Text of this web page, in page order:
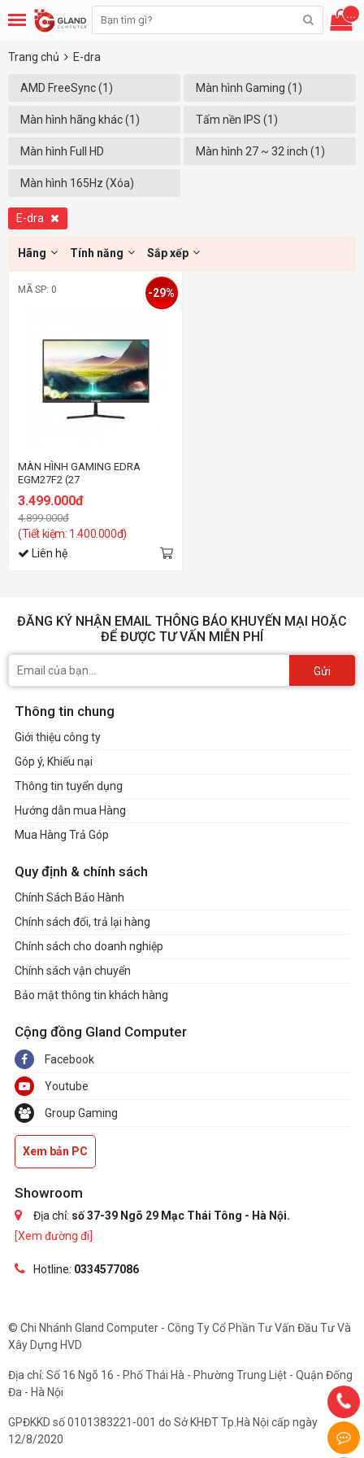
...
Trang chủ E-dra
AMD FreeSync (1) Màn hình Gaming (1)
Màn hình hãng khác (1) Tấm nền IPS (1)
Màn hình Full HD
(1920x1080) (1)
Màn hình 27 ~ 32 inch (1)
Màn hình 165Hz (Xóa)
E-dra
Hãng Tính năng Sắp xếp
MÃ SP: 0
MÀN HÌNH GAMING EDRA
EGM27F2 (27
3.499.000đ
4.899.000đ
(Tiết kiệm: 1.400.000đ)
-29%
Liên hệ
ĐĂNG KÝ NHẬN EMAIL THÔNG BÁO KHUYẾN MẠI HOẶC
ĐỂ ĐƯỢC TƯ VẤN MIỄN PHÍ
Gửi
Thông tin chung
Giới thiệu công ty
Góp ý, Khiếu nại
Thông tin tuyển dụng
Hướng dẫn mua Hàng
Mua Hàng Trả Góp
Quy định & chính sách
Chính Sách Bảo Hành
Chính sách đổi, trả lại hàng
Chính sách cho doanh nghiệp
Chính sách vận chuyển
Bảo mật thông tin khách hàng
Cộng đồng Gland Computer
Facebook
Youtube
Group Gaming
Xem bản PC
Showroom
Địa chỉ: số 37-39 Ngõ 29 Mạc Thái Tông - Hà Nội.
[Xem đường đi]
Hotline: 0334577086
© Chi Nhánh Gland Computer - Công Ty Cổ Phần Tư Vấn Đầu Tư Và
Xây Dựng HVD
Địa chỉ: Số 16 Ngõ 16 - Phố Thái Hà - Phường Trung Liệt - Quận Đống
Đa - Hà Nội
GPĐKKD số 0101383221-001 do Sở KHĐT Tp.Hà Nội cấp ngày
12/8/2020